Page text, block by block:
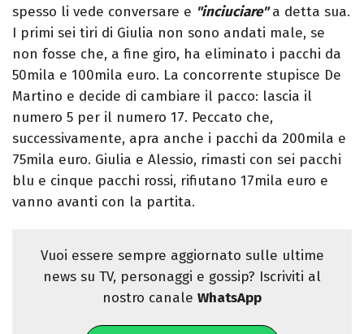
spesso li vede conversare e "inciuciare"a detta sua.
I primi sei tiri di Giulia non sono andati male, se
non fosse che, a fine giro, ha eliminato i pacchi da
50mila e 100mila euro. La concorrente stupisce De
Martino e decide di cambiare il pacco: lascia il
numero 5 per il numero 17. Peccato che,
successivamente, apra anche i pacchi da 200mila e
75mila euro. Giulia e Alessio, rimasti con sei pacchi
blu e cinque pacchi rossi, rifiutano 17mila euro e
vanno avanti con la partita.
Vuoi essere sempre aggiornato sulle ultime
news su TV, personaggi e gossip? Iscriviti al
nostro canale WhatsApp